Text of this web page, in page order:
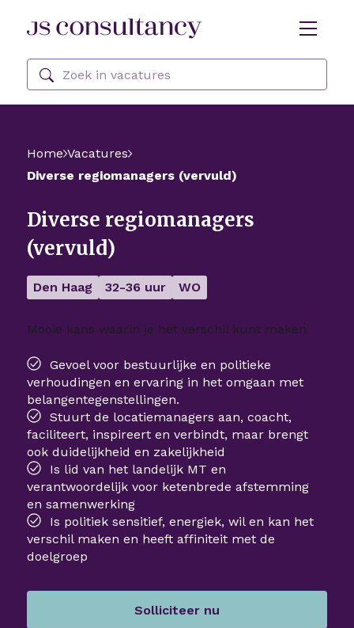
Skip Navigation or Skip to Content
Zoeken
Home Vacatures
Diverse regiomanagers (vervuld)
Diverse regiomanagers
(vervuld)
Den Haag 32-36 uur WO
Mooie kans waarin je het verschil kunt maken
Gevoel voor bestuurlijke en politieke
verhoudingen en ervaring in het omgaan met
belangentegenstellingen.
Stuurt de locatiemanagers aan, coacht,
faciliteert, inspireert en verbindt, maar brengt
ook duidelijkheid en zakelijkheid
Is lid van het landelijk MT en
verantwoordelijk voor ketenbrede afstemming
en samenwerking
Is politiek sensitief, energiek, wil en kan het
verschil maken en heeft affiniteit met de
doelgroep
Solliciteer nu